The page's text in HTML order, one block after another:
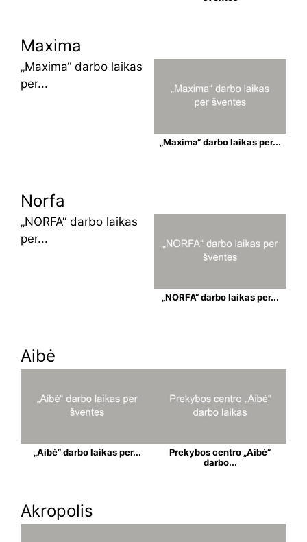
Maxima
„Maxima“ darbo laikas
per...
„Maxima“ darbo laikas per...
Norfa
„NORFA“ darbo laikas
per...
„NORFA“ darbo laikas per...
Aibė
„Aibė“ darbo laikas per...
Prekybos centro „Aibė“
darbo...
Akropolis